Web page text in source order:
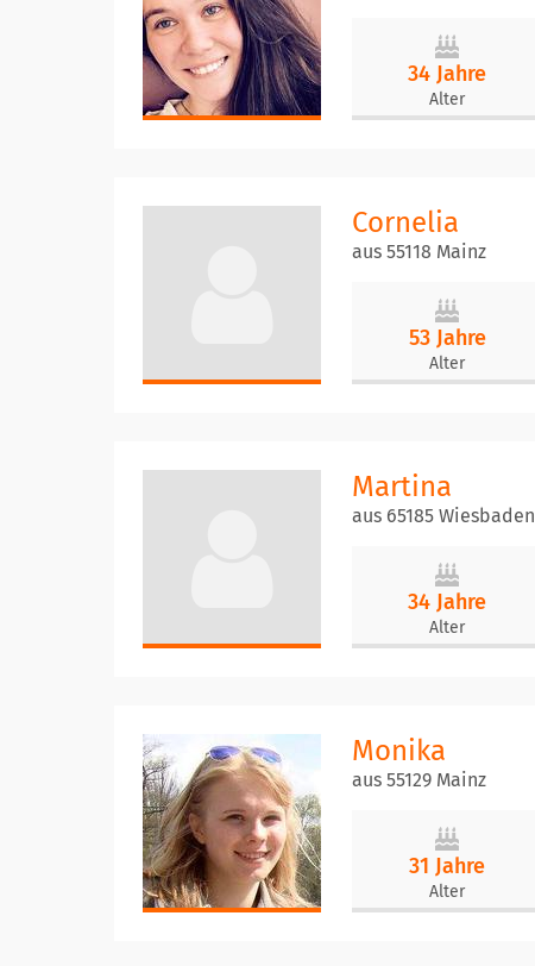
34 Jahre
Alter
Cornelia
aus 55118 Mainz
53 Jahre
Alter
Martina
aus 65185 Wiesbaden
34 Jahre
Alter
Monika
aus 55129 Mainz
31 Jahre
Alter